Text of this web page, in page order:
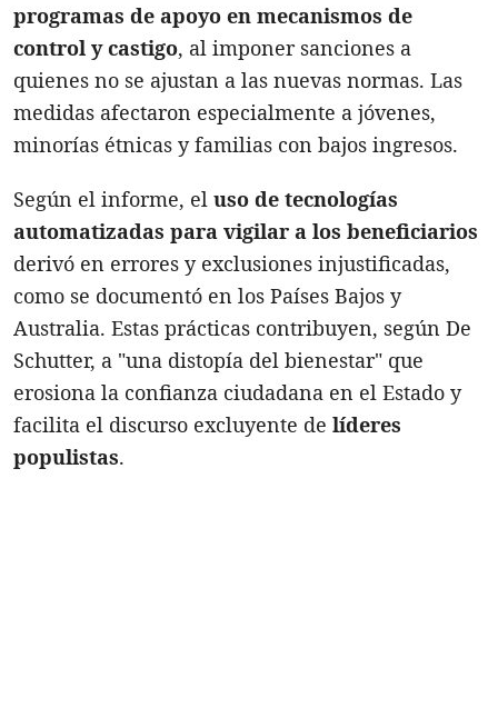
programas de apoyo en mecanismos de
control y castigo, al imponer sanciones a
quienes no se ajustan a las nuevas normas. Las
medidas afectaron especialmente a jóvenes,
minorías étnicas y familias con bajos ingresos.
Según el informe, el uso de tecnologías
automatizadas para vigilar a los beneficiarios
derivó en errores y exclusiones injustificadas,
como se documentó en los Países Bajos y
Australia. Estas prácticas contribuyen, según De
Schutter, a "una distopía del bienestar" que
erosiona la confianza ciudadana en el Estado y
facilita el discurso excluyente de líderes
populistas.